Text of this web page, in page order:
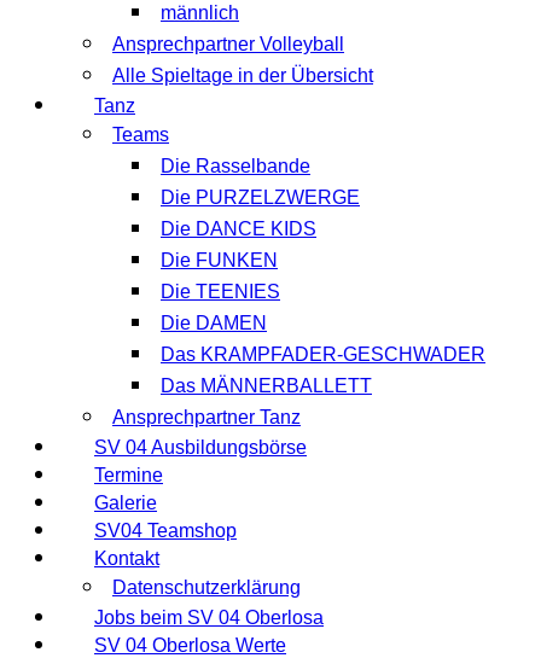
männlich
Ansprechpartner Volleyball
Alle Spieltage in der Übersicht
Tanz
Teams
Die Rasselbande
Die PURZELZWERGE
Die DANCE KIDS
Die FUNKEN
Die TEENIES
Die DAMEN
Das KRAMPFADER-GESCHWADER
Das MÄNNERBALLETT
Ansprechpartner Tanz
SV 04 Ausbildungsbörse
Termine
Galerie
SV04 Teamshop
Kontakt
Datenschutzerklärung
Jobs beim SV 04 Oberlosa
SV 04 Oberlosa Werte